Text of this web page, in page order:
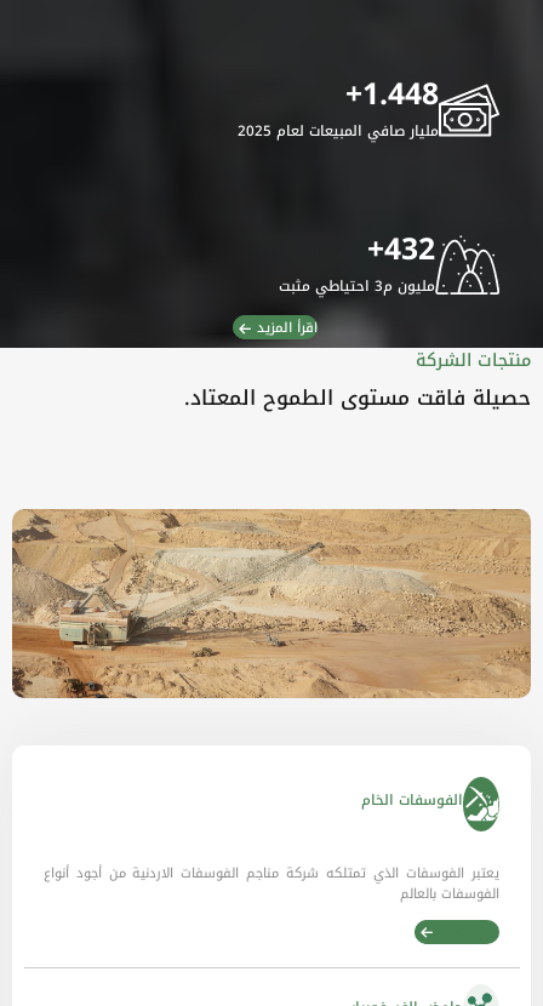
1.448
+
مليار صافي المبيعات لعام 2025
432
+
مليون م3 احتياطي مثبت
اقرأ المزيد
منتجات الشركة
حصيلة فاقت مستوى الطموح المعتاد.
الفوسفات الخام
يعتبر الفوسفات الذي تمتلكه شركة مناجم الفوسفات الاردنية من أجود أنواع
الفوسفات بالعالم
اقرأ المزيد